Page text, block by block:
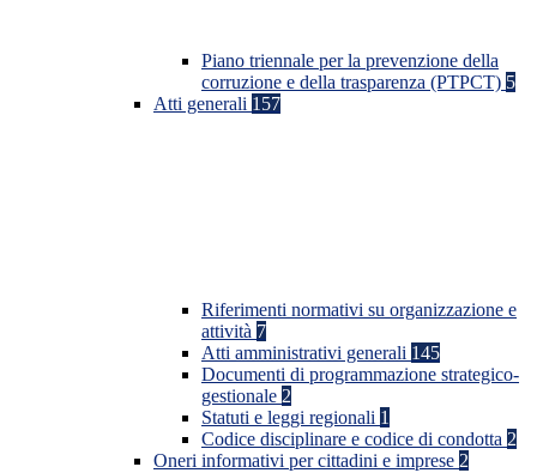
Piano triennale per la prevenzione della
corruzione e della trasparenza (PTPCT) 5
Atti generali 157
Riferimenti normativi su organizzazione e
attività 7
Atti amministrativi generali 145
Documenti di programmazione strategico-
gestionale 2
Statuti e leggi regionali 1
Codice disciplinare e codice di condotta 2
Oneri informativi per cittadini e imprese 2